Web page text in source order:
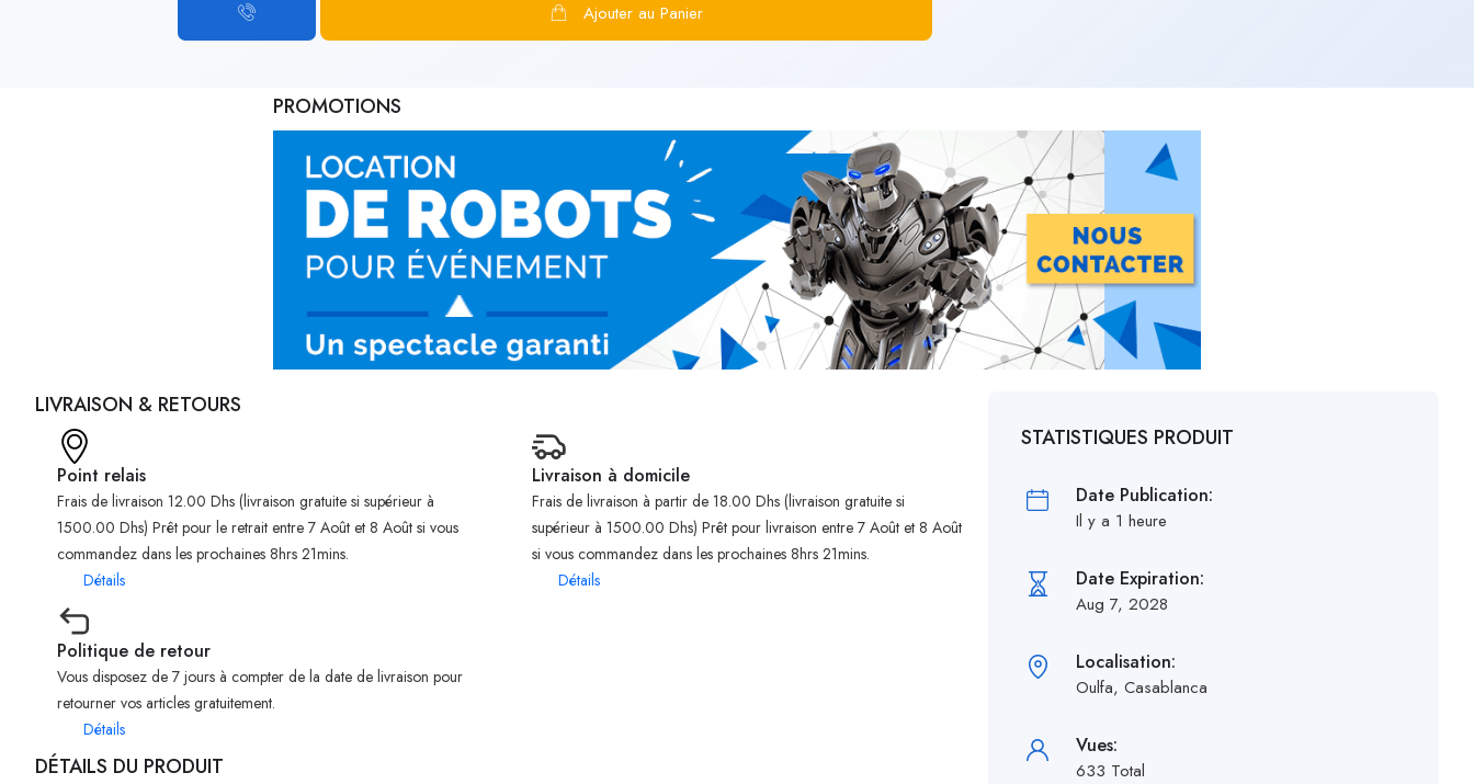
Ajouter au Panier
PROMOTIONS
LIVRAISON & RETOURS
Point relais
Frais de livraison 12.00 Dhs (livraison gratuite si supérieur à
1500.00 Dhs) Prêt pour le retrait entre 7 Août et 8 Août si vous
commandez dans les prochaines 8hrs 21mins.
Détails
Livraison à domicile
Frais de livraison à partir de 18.00 Dhs (livraison gratuite si
supérieur à 1500.00 Dhs) Prêt pour livraison entre 7 Août et 8 Août
si vous commandez dans les prochaines 8hrs 21mins.
Détails
Politique de retour
Vous disposez de 7 jours à compter de la date de livraison pour
retourner vos articles gratuitement.
Détails
DÉTAILS DU PRODUIT
STATISTIQUES PRODUIT
Date Publication:
Il y a 1 heure
Date Expiration:
Aug 7, 2028
Localisation:
Oulfa, Casablanca
Vues:
633 Total